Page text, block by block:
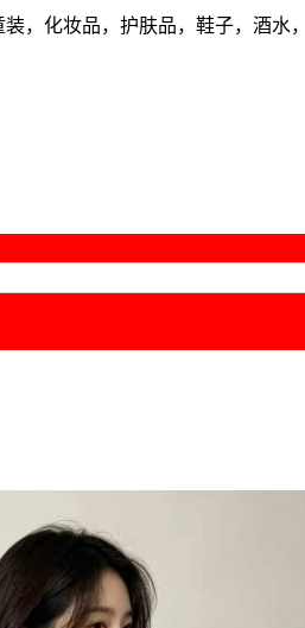
，化妆品，护肤品，鞋子，酒水